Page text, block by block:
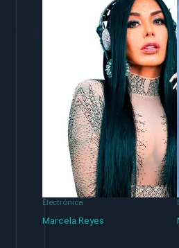
Electrónica
Marcela Reyes